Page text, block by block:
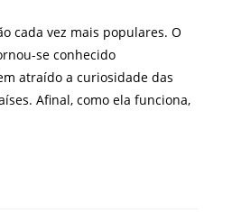
cada vez mais populares. O
se conhecido
atraído a curiosidade das
Afinal, como ela funciona,